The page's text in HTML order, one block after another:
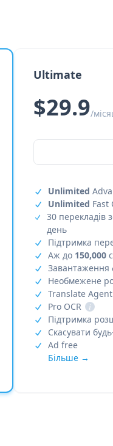
Ultimate
$29.9/
Unlimited
Unlimited Fast
30 перекладів
день
Підтримка
Аж до 150,000
Завантаження
Необмежене
Translate Agent
Pro OCR
i
Підтримка
Скасувати
Ad free
Більше →